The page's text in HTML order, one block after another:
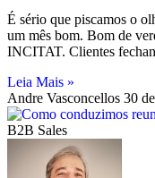
É sério que piscamos o
um mês bom. Bom de
INCITAT. Clientes
Leia Mais »
Andre Vasconcellos 30
B2B Sales